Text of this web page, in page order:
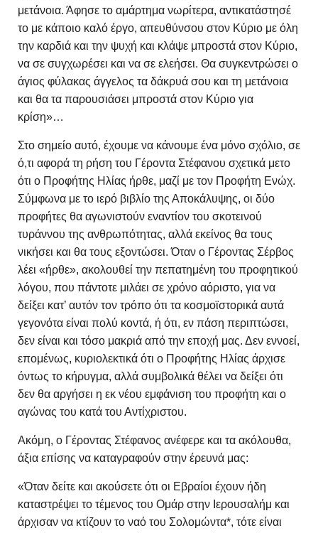
μετάνοια. Άφησε το αμάρτημα νωρίτερα, αντικατάστησέ
το με κάποιο καλό έργο, απευθύνσου στον Κύριο με όλη
την καρδιά και την ψυχή και κλάψε μπροστά στον Κύριο,
να σε συγχωρέσει και να σε ελεήσει. Θα συγκεντρώσει ο
άγιος φύλακας άγγελος τα δάκρυά σου και τη μετάνοια
και θα τα παρουσιάσει μπροστά στον Κύριο για
κρίση»…
Στο σημείο αυτό, έχουμε να κάνουμε ένα μόνο σχόλιο, σε
ό,τι αφορά τη ρήση του Γέροντα Στέφανου σχετικά μετο
ότι ο Προφήτης Ηλίας ήρθε, μαζί με τον Προφήτη Ενώχ.
Σύμφωνα με το ιερό βιβλίο της Αποκάλυψης, οι δύο
προφήτες θα αγωνιστούν εναντίον του σκοτεινού
τυράννου της ανθρωπότητας, αλλά εκείνος θα τους
νικήσει και θα τους εξοντώσει. Όταν ο Γέροντας Σέρβος
λέει «ήρθε», ακολουθεί την πεπατημένη του προφητικού
λόγου, που πάντοτε μιλάει σε χρόνο αόριστο, για να
δείξει κατ’ αυτόν τον τρόπο ότι τα κοσμοϊστορικά αυτά
γεγονότα είναι πολύ κοντά, ή ότι, εν πάση περιπτώσει,
δεν είναι και τόσο μακριά από την εποχή μας. Δεν εννοεί,
επομένως, κυριολεκτικά ότι ο Προφήτης Ηλίας άρχισε
όντως το κήρυγμα, αλλά συμβολικά θέλει να δείξει ότι
δεν θα αργήσει η εκ νέου εμφάνιση του προφήτη και ο
αγώνας του κατά του Αντίχριστου.
Ακόμη, ο Γέροντας Στέφανος ανέφερε και τα ακόλουθα,
άξια επίσης να καταγραφούν στην έρευνά μας:
«Όταν δείτε και ακούσετε ότι οι Εβραίοι έχουν ήδη
καταστρέψει το τέμενος του Ομάρ στην Ιερουσαλήμ και
άρχισαν να κτίζουν το ναό του Σολομώντα*, τότε είναι